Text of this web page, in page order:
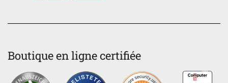
Boutique en ligne certifiée